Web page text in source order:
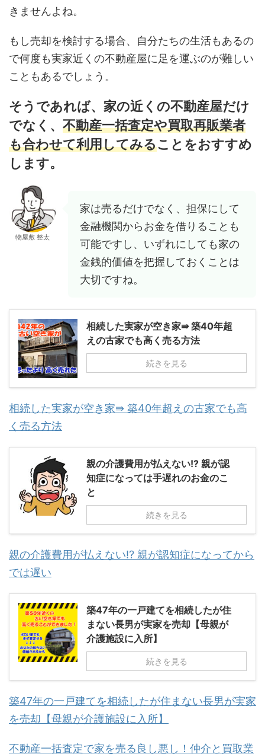
きませんよね。
もし売却を検討する場合、自分たちの生活もあるの
で何度も実家近くの不動産屋に足を運ぶのが難しい
こともあるでしょう。
そうであれば、家の近くの不動産屋だけ
でなく、 不動産一括査定や買取再販業者
も合わせて利用してみることをおすすめ
します。
物屋敷 整太
家は売るだけでなく、担保にして
金融機関からお金を借りることも
可能ですし、いずれにしても家の
金銭的価値を把握しておくことは
大切ですね。
相続した実家が空き家⇛ 築40年超
えの古家でも高く売る方法
続きを見る
相続した実家が空き家⇛ 築40年超えの古家でも高
く売る方法
親の介護費用が払えない!? 親が認
知症になっては手遅れのお金のこ
と
続きを見る
親の介護費用が払えない!? 親が認知症になってから
では遅い
築47年の一戸建てを相続したが住
まない長男が実家を売却【母親が
介護施設に入所】
続きを見る
築47年の一戸建てを相続したが住まない長男が実家
を売却【母親が介護施設に入所】
不動産一括査定で家を売る良し悪し！仲介と買取業